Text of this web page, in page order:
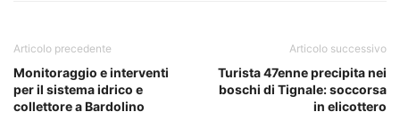
Articolo precedente
Monitoraggio e interventi
per il sistema idrico e
collettore a Bardolino
Articolo successivo
Turista 47enne precipita nei
boschi di Tignale: soccorsa
in elicottero